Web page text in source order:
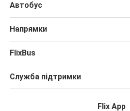
Автобус
Напрямки
FlixBus
Служба підтримки
Flix App